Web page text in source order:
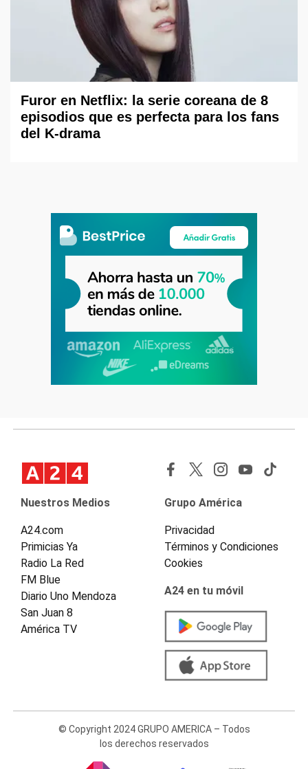
Furor en Netflix: la serie coreana de 8
episodios que es perfecta para los fans
del K-drama
Nuestros Medios
A24.com
Primicias Ya
Radio La Red
FM Blue
Diario Uno Mendoza
San Juan 8
América TV
Grupo América
Privacidad
Términos y Condiciones
Cookies
A24 en tu móvil
© Copyright 2024 GRUPO AMERICA – Todos
los derechos reservados